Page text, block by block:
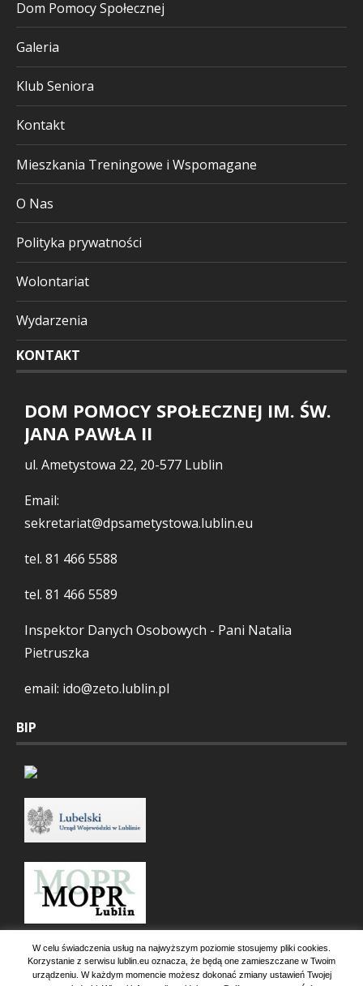
Dom Pomocy Społecznej
Galeria
Klub Seniora
Kontakt
Mieszkania Treningowe i Wspomagane
O Nas
Polityka prywatności
Wolontariat
Wydarzenia
KONTAKT
DOM POMOCY SPOŁECZNEJ IM. ŚW.
JANA PAWŁA II
ul. Ametystowa 22, 20-577 Lublin
Email:
sekretariat@dpsametystowa.lublin.eu
tel. 81 466 5588
tel. 81 466 5589
Inspektor Danych Osobowych - Pani Natalia
Pietruszka
email: ido@zeto.lublin.pl
BIP
W celu świadczenia usług na najwyższym poziomie stosujemy pliki cookies.
Korzystanie z serwisu lublin.eu oznacza, że będą one zamieszczane w Twoim
urządzeniu. W każdym momencie możesz dokonać zmiany ustawień Twojej